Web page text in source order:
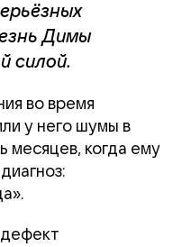
Димы
силой.
во время
у него шумы в
месяцев, когда ему
дефект